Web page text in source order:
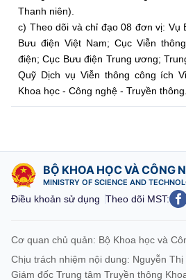
TRUNG TÂM THÔNG TIN
Liên hệ
Ban Biên tập Cổng TTĐT - 18
Theo dõi MIC trên
Thanh niên).
c) Theo dõi và chỉ đạo 08 đơn vị: Vụ
Bưu điện Việt Nam; Cục Viễn
điện; Cục Bưu điện Trung ương;
Quỹ Dịch vụ Viễn thông công ích
Khoa học - Công nghệ - Truyền thông.
BỘ KHOA HỌC VÀ CÔNG
MINISTRY OF SCIENCE AND
Điều khoản sử dụng Theo dõi MST:
Cơ quan chủ quản: Bộ Khoa học và
Chịu trách nhiệm nội dung: Nguyễn Thị
Giám đốc Trung tâm Truyền thông